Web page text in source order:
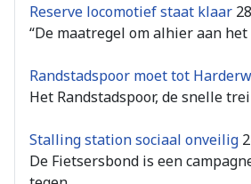
Reserve locomotief staat klaar
“De maatregel om alhier aan het
Randstadspoor moet tot
Het Randstadspoor, de snelle
Stalling station sociaal onveilig
De Fietsersbond is een